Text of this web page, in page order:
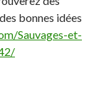
bonnes idées
Sauvages-et-